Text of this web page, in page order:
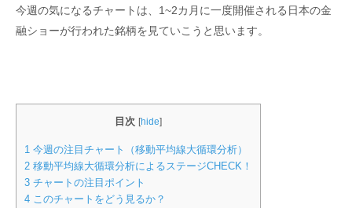
今週の気になるチャートは、1~2カ月に一度開催される日本の金
融ショーが行われた銘柄を見ていこうと思います。
目次 [hide]
1 今週の注目チャート（移動平均線大循環分析）
2 移動平均線大循環分析によるステージCHECK！
3 チャートの注目ポイント
4 このチャートをどう見るか？